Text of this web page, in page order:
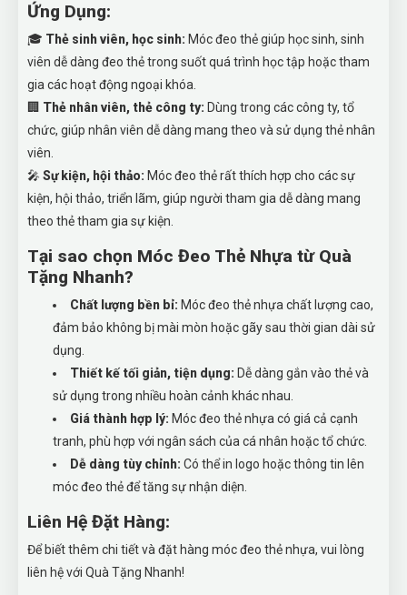
Ứng Dụng:
🎓 Thẻ sinh viên, học sinh: Móc đeo thẻ giúp học sinh, sinh
viên dễ dàng đeo thẻ trong suốt quá trình học tập hoặc tham
gia các hoạt động ngoại khóa.
🏢 Thẻ nhân viên, thẻ công ty: Dùng trong các công ty, tổ
chức, giúp nhân viên dễ dàng mang theo và sử dụng thẻ nhân
viên.
🎤 Sự kiện, hội thảo: Móc đeo thẻ rất thích hợp cho các sự
kiện, hội thảo, triển lãm, giúp người tham gia dễ dàng mang
theo thẻ tham gia sự kiện.
Tại sao chọn Móc Đeo Thẻ Nhựa từ Quà
Tặng Nhanh?
Chất lượng bền bỉ: Móc đeo thẻ nhựa chất lượng cao,
đảm bảo không bị mài mòn hoặc gãy sau thời gian dài sử
dụng.
Thiết kế tối giản, tiện dụng: Dễ dàng gắn vào thẻ và
sử dụng trong nhiều hoàn cảnh khác nhau.
Giá thành hợp lý: Móc đeo thẻ nhựa có giá cả cạnh
tranh, phù hợp với ngân sách của cá nhân hoặc tổ chức.
Dễ dàng tùy chỉnh: Có thể in logo hoặc thông tin lên
móc đeo thẻ để tăng sự nhận diện.
Liên Hệ Đặt Hàng:
Để biết thêm chi tiết và đặt hàng móc đeo thẻ nhựa, vui lòng
liên hệ với Quà Tặng Nhanh!